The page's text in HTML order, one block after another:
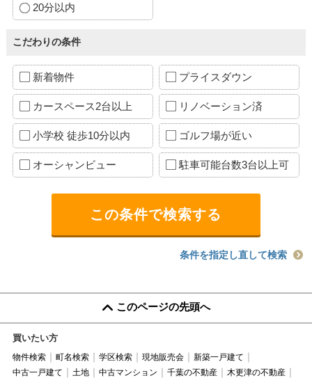
20分以内
こだわりの条件
新着物件 プライスダウン
カースペース2台以上 リノベーション済
小学校 徒歩10分以内 ゴルフ場が近い
オーシャンビュー 駐車可能台数3台以上可
条件を指定し直して検索
このページの先頭へ
買いたい方
物件検索 町名検索 学区検索 現地販売会
新築一戸建て
中古一戸建て
土地 中古マンション 千葉の不動産
木更津の不動産